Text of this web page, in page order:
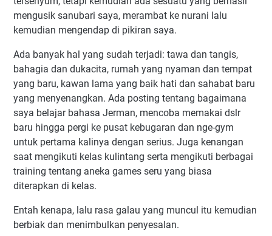
mengusik sanubari saya, merambat ke nurani lalu
kemudian mengendap di pikiran saya.
Ada banyak hal yang sudah terjadi: tawa dan tangis,
bahagia dan dukacita, rumah yang nyaman dan tempat
yang baru, kawan lama yang baik hati dan sahabat baru
yang menyenangkan. Ada posting tentang bagaimana
saya belajar bahasa Jerman, mencoba memakai dslr
baru hingga pergi ke pusat kebugaran dan nge-gym
untuk pertama kalinya dengan serius. Juga kenangan
saat mengikuti kelas kulintang serta mengikuti berbagai
training tentang aneka games seru yang biasa
diterapkan di kelas.
Entah kenapa, lalu rasa galau yang muncul itu kemudian
berbiak dan menimbulkan penyesalan.